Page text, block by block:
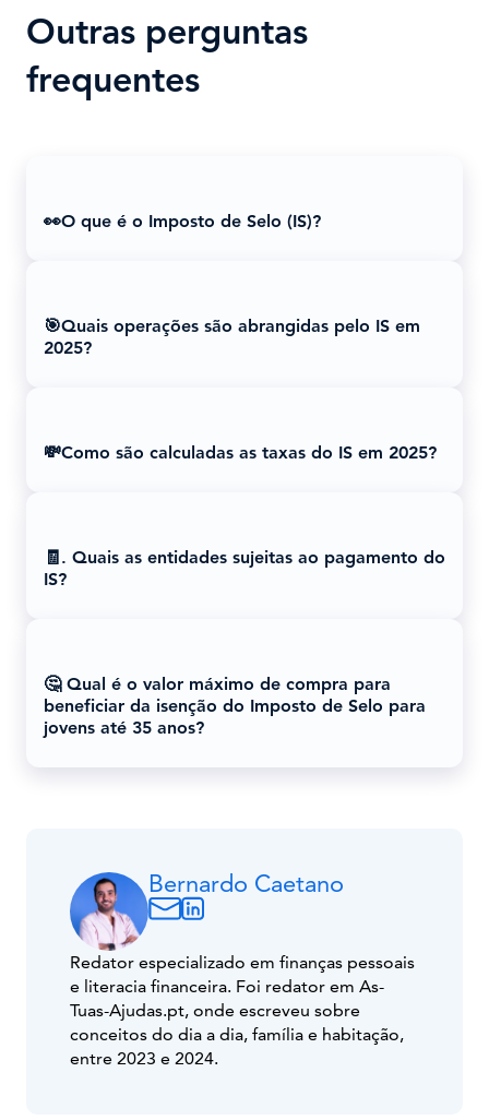
Outras perguntas
frequentes
👀O que é o Imposto de Selo (IS)?
🎯Quais operações são abrangidas pelo IS em
2025?
💸Como são calculadas as taxas do IS em 2025?
🧾. Quais as entidades sujeitas ao pagamento do
IS?
🤔 Qual é o valor máximo de compra para
beneficiar da isenção do Imposto de Selo para
jovens até 35 anos?
Bernardo Caetano
Redator especializado em finanças pessoais
e literacia financeira. Foi redator em As-
Tuas-Ajudas.pt, onde escreveu sobre
conceitos do dia a dia, família e habitação,
entre 2023 e 2024.